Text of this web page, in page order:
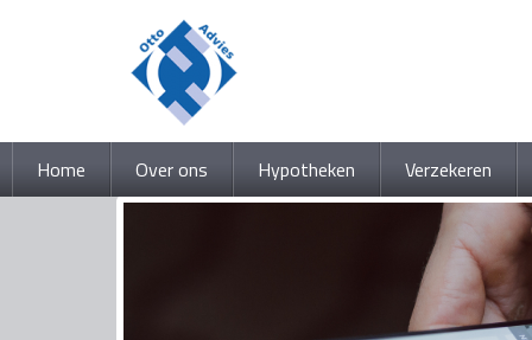
Home Over ons Hypotheken Verzekeren